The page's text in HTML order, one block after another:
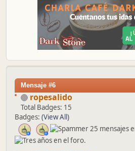
Mensaje #6
ropesalido
Total Badges: 15
Badges: (View All)